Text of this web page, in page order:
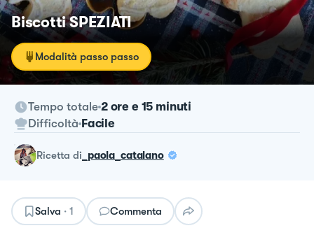
Biscotti SPEZIATI
Modalità passo passo
Tempo totale 2 ore e 15 minuti
Difficoltà Facile
ricetta di _paola_catalano
Salva · 1 Commenta